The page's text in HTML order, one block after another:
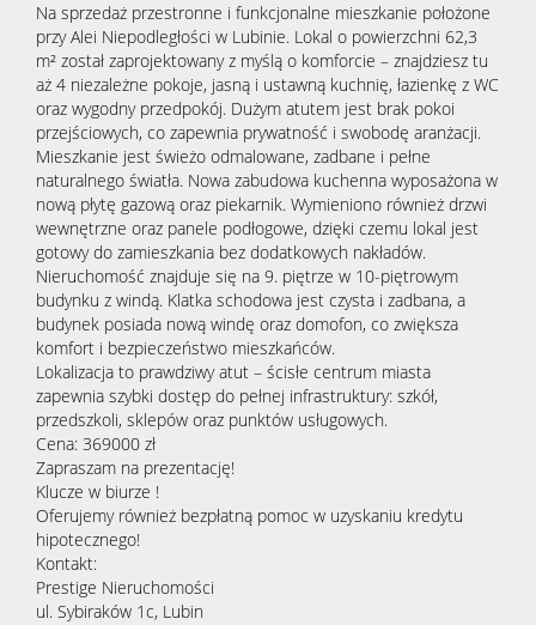
Na sprzedaż przestronne i funkcjonalne mieszkanie położone
przy Alei Niepodległości w Lubinie. Lokal o powierzchni 62,3
m² został zaprojektowany z myślą o komforcie – znajdziesz tu
aż 4 niezależne pokoje, jasną i ustawną kuchnię, łazienkę z WC
oraz wygodny przedpokój. Dużym atutem jest brak pokoi
przejściowych, co zapewnia prywatność i swobodę aranżacji.
Mieszkanie jest świeżo odmalowane, zadbane i pełne
naturalnego światła. Nowa zabudowa kuchenna wyposażona w
nową płytę gazową oraz piekarnik. Wymieniono również drzwi
wewnętrzne oraz panele podłogowe, dzięki czemu lokal jest
gotowy do zamieszkania bez dodatkowych nakładów.
Nieruchomość znajduje się na 9. piętrze w 10-piętrowym
budynku z windą. Klatka schodowa jest czysta i zadbana, a
budynek posiada nową windę oraz domofon, co zwiększa
komfort i bezpieczeństwo mieszkańców.
Lokalizacja to prawdziwy atut – ścisłe centrum miasta
zapewnia szybki dostęp do pełnej infrastruktury: szkół,
przedszkoli, sklepów oraz punktów usługowych.
Cena: 369000 zł
Zapraszam na prezentację!
Klucze w biurze !
Oferujemy również bezpłatną pomoc w uzyskaniu kredytu
hipotecznego!
Kontakt:
Prestige Nieruchomości
ul. Sybiraków 1c, Lubin